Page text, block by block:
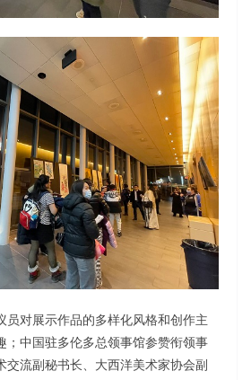
员对展示作品的多样化风格和创作主
；中国驻多伦多总领事馆参赞衔领事
交流副秘书长、大西洋美术家协会副